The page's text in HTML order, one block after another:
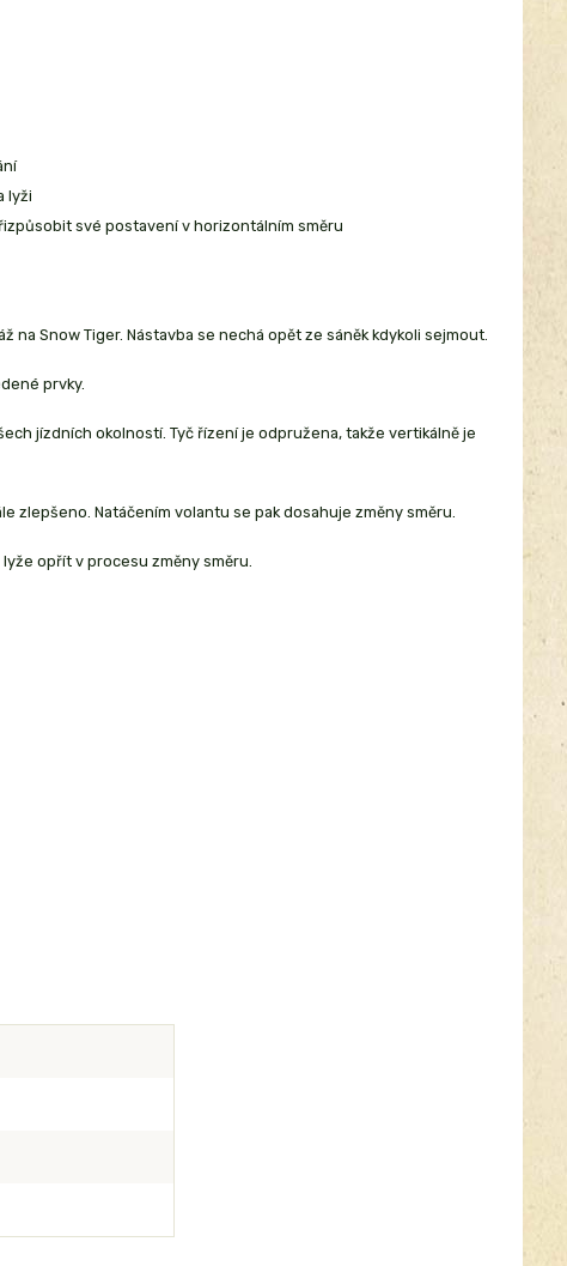
lyži
své postavení v horizontálním směru
Snow Tiger. Nástavba se nechá opět ze sáněk kdykoli sejmout.
prvky.
jízdních okolností. Tyč řízení je odpružena, takže vertikálně je
zlepšeno. Natáčením volantu se pak dosahuje změny směru.
opřít v procesu změny směru.